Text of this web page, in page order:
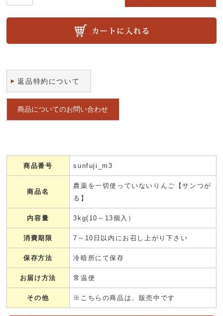
返品特約について
商品についてのお問い合わせ
商品番号 sunfuji_m3
商品名
農薬を一切使っていないりんご【サンつが
る】
内容量 3kg(10～13個入）
消費期限 7～10日以内にお召し上がり下さい
保存方法 冷暗所にて保存
お届け方法 常温便
その他 ※こちらの商品は、販売中です